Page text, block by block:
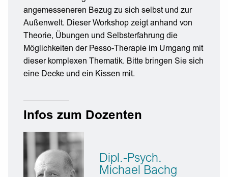
angemesseneren Bezug zu sich selbst und zur
Außenwelt. Dieser Workshop zeigt anhand von
Theorie, Übungen und Selbsterfahrung die
Möglichkeiten der Pesso-Therapie im Umgang mit
dieser komplexen Thematik. Bitte bringen Sie sich
eine Decke und ein Kissen mit.
Infos zum Dozenten
Dipl.-Psych.
Michael Bachg